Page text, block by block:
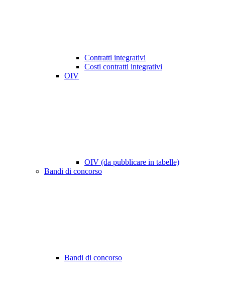
Contratti integrativi
Costi contratti integrativi
OIV
OIV (da pubblicare in tabelle)
Bandi di concorso
Bandi di concorso